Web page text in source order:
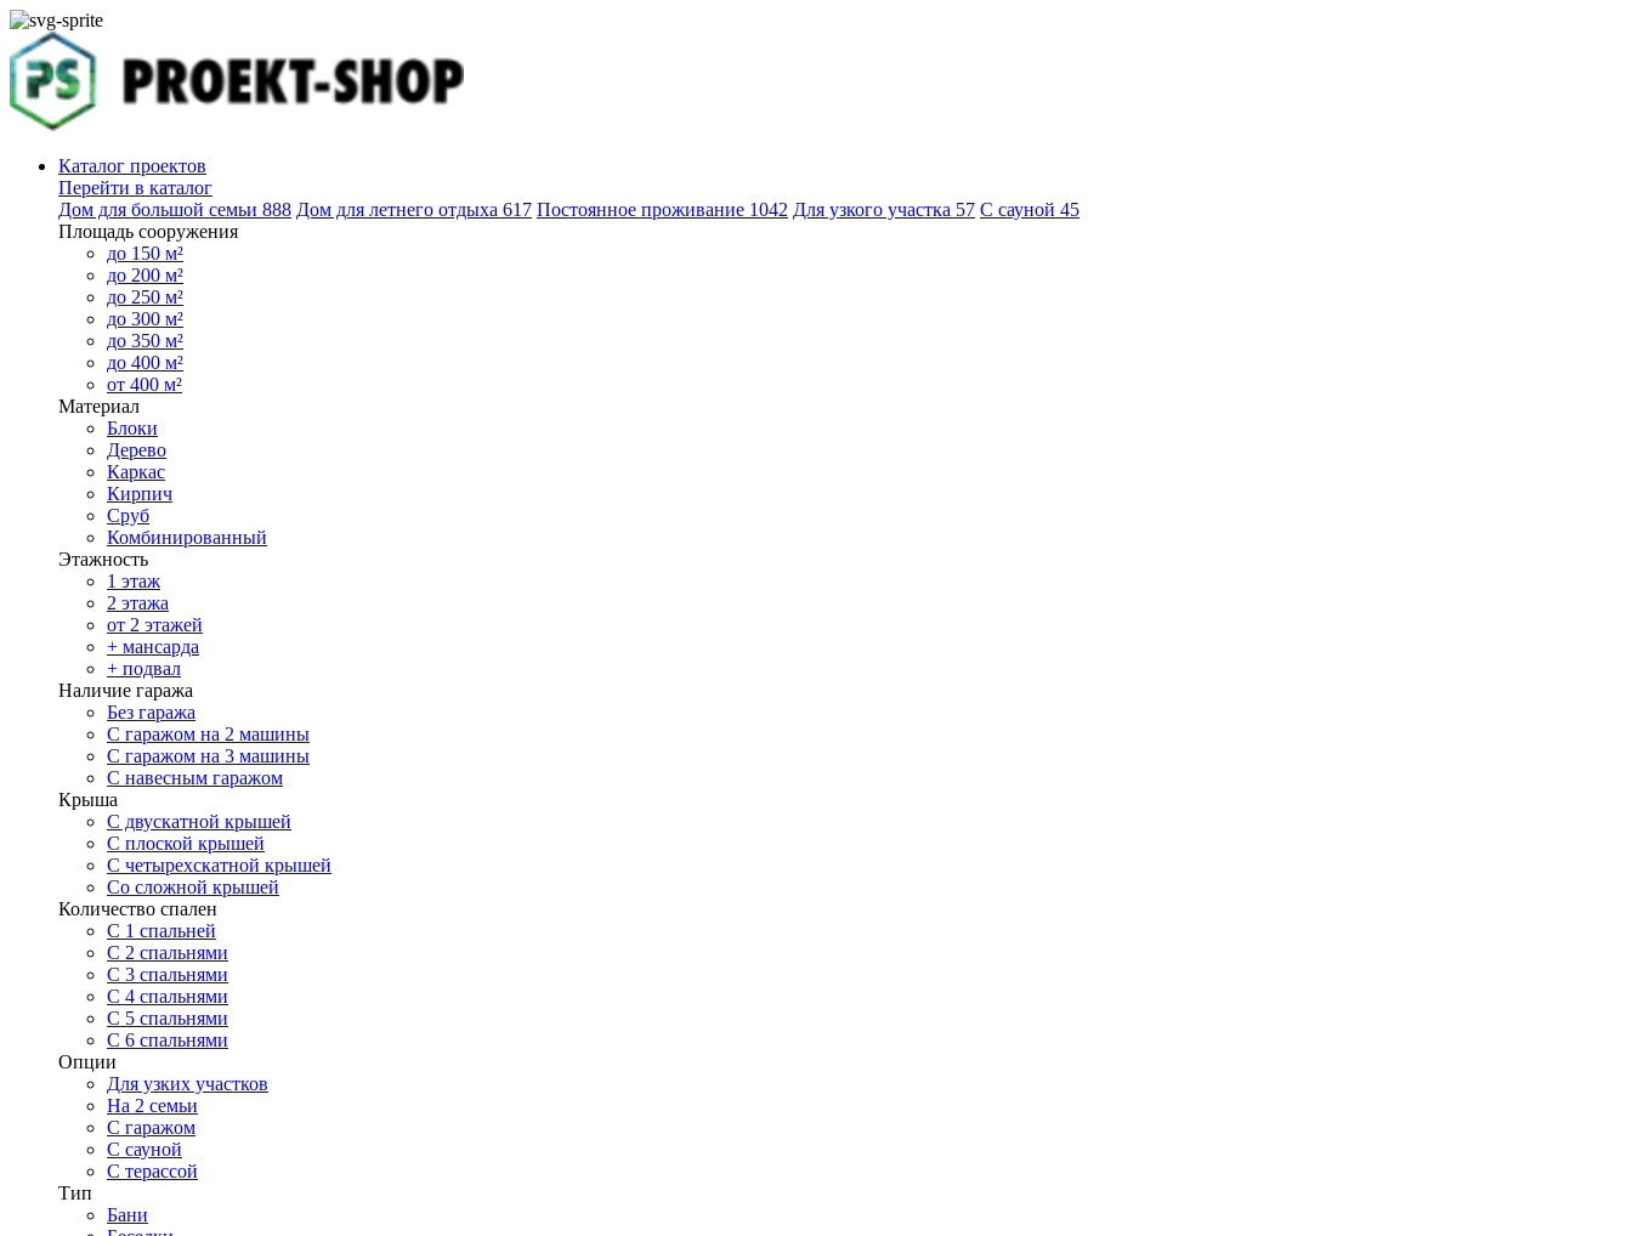
Каталог проектов
Перейти в каталог
Дом для большой семьи 888 Дом для летнего отдыха 617 Постоянное проживание 1042 Для узкого участка 57 С сауной 45
Площадь сооружения
до 150 м²
до 200 м²
до 250 м²
до 300 м²
до 350 м²
до 400 м²
от 400 м²
Материал
Блоки
Дерево
Каркас
Кирпич
Сруб
Комбинированный
Этажность
1 этаж
2 этажа
от 2 этажей
+ мансарда
+ подвал
Наличие гаража
Без гаража
С гаражом на 2 машины
С гаражом на 3 машины
С навесным гаражом
Крыша
С двускатной крышей
С плоской крышей
С четырехскатной крышей
Со сложной крышей
Количество спален
С 1 спальней
С 2 спальнями
С 3 спальнями
С 4 спальнями
С 5 спальнями
С 6 спальнями
Опции
Для узких участков
На 2 семьи
С гаражом
С сауной
С терассой
Тип
Бани